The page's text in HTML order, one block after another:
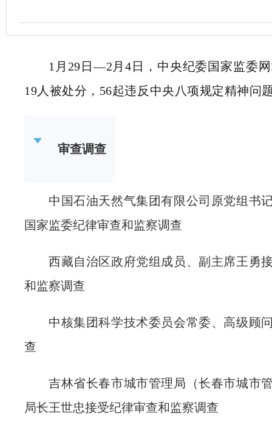
1月29日—2月4日，中央纪委国家监委
19人被处分，56起违反中央八项规定精神问
审查调查
中国石油天然气集团有限公司原党组书
国家监委纪律审查和监察调查
西藏自治区政府党组成员、副主席王勇
和监察调查
中核集团科学技术委员会常委、高级顾
查
吉林省长春市城市管理局（长春市城市
局长王世忠接受纪律审查和监察调查